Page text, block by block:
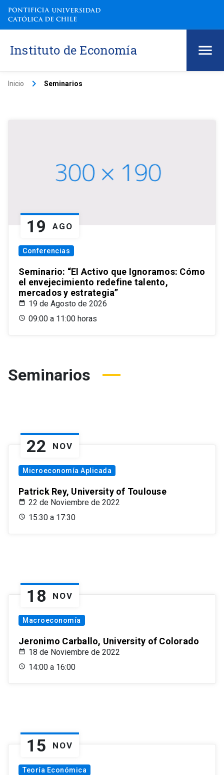
Instituto de Economía
Inicio keyboard_arrow_right Seminarios
19 AGO
Conferencias
Seminario: “El Activo que Ignoramos: Cómo
el envejecimiento redefine talento,
mercados y estrategia”
19 de Agosto de 2026
09:00 a 11:00 horas
Seminarios
22 NOV
Microeconomía Aplicada
Patrick Rey, University of Toulouse
22 de Noviembre de 2022
15:30 a 17:30
18 NOV
Macroeconomía
Jeronimo Carballo, University of Colorado
18 de Noviembre de 2022
14:00 a 16:00
15 NOV
Teoría Económica